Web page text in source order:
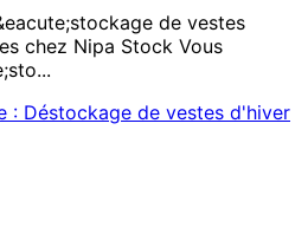
de vestes
chez Nipa Stock Vous